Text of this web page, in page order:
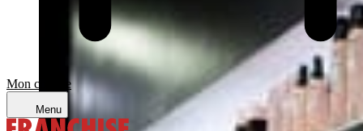
Mon compte
Menu